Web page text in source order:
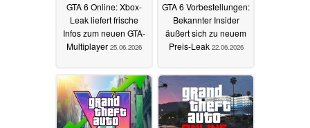
GTA 6 Online: Xbox-
Leak liefert frische
Infos zum neuen GTA-
Multiplayer 25.06.2026
GTA 6 Vorbestellungen:
Bekannter Insider
äußert sich zu neuem
Preis-Leak 22.06.2026